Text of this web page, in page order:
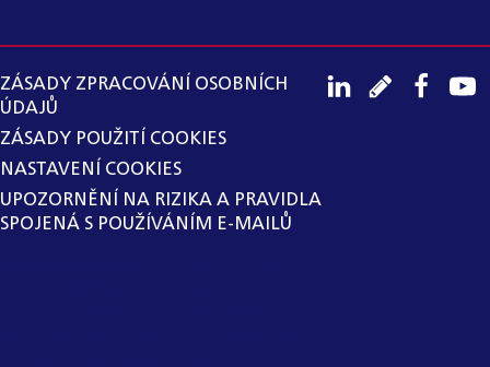
ZÁSADY ZPRACOVÁNÍ OSOBNÍCH
ÚDAJŮ
ZÁSADY POUŽITÍ COOKIES
NASTAVENÍ COOKIES
UPOZORNĚNÍ NA RIZIKA A PRAVIDLA
SPOJENÁ S POUŽÍVÁNÍM E-MAILŮ